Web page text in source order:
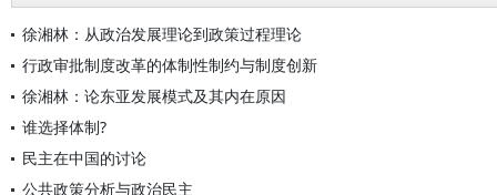
徐湘林：从政治发展理论到政策过程理论
行政审批制度改革的体制性制约与制度创新
徐湘林：论东亚发展模式及其内在原因
谁选择体制?
民主在中国的讨论
公共政策分析与政治民主